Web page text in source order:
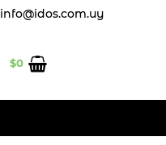
info@idos.com.uy
$0